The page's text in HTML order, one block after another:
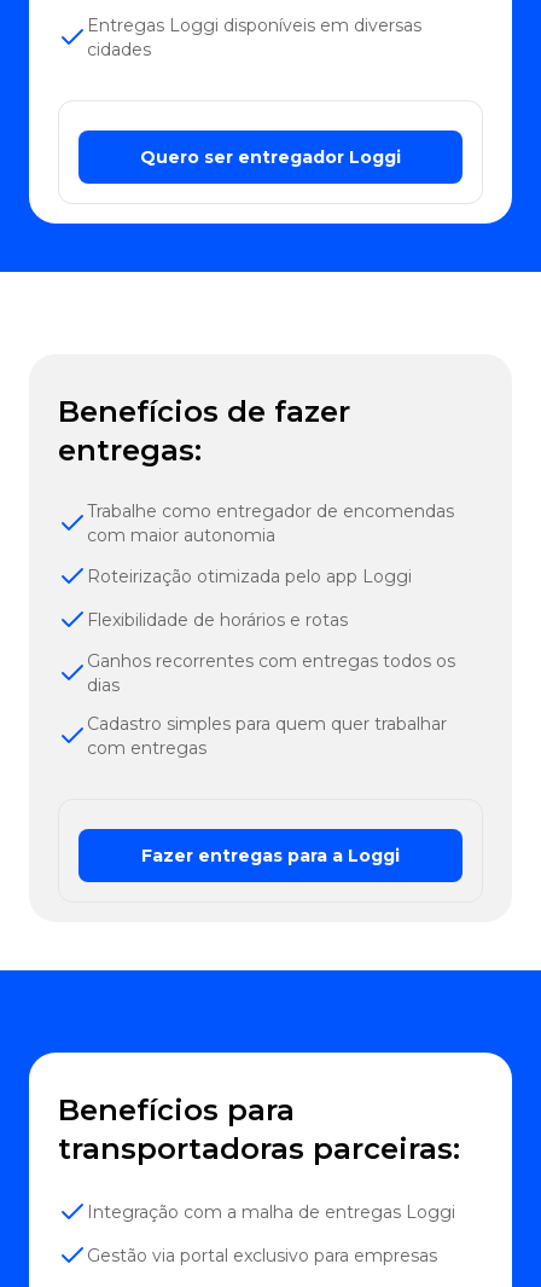
Entregas Loggi disponíveis em diversas
cidades
Quero ser entregador Loggi
Benefícios de fazer
entregas:
Trabalhe como entregador de encomendas
com maior autonomia
Roteirização otimizada pelo app Loggi
Flexibilidade de horários e rotas
Ganhos recorrentes com entregas todos os
dias
Cadastro simples para quem quer trabalhar
com entregas
Fazer entregas para a Loggi
Benefícios para
transportadoras parceiras:
Integração com a malha de entregas Loggi
Gestão via portal exclusivo para empresas